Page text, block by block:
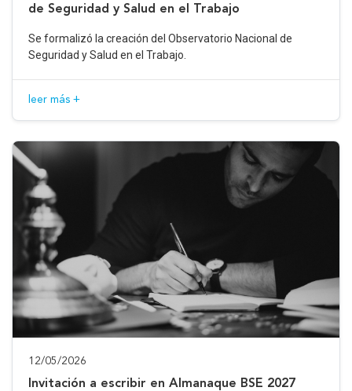
de Seguridad y Salud en el Trabajo
Se formalizó la creación del Observatorio Nacional de
Seguridad y Salud en el Trabajo.
leer más +
12/05/2026
Invitación a escribir en Almanaque BSE 2027